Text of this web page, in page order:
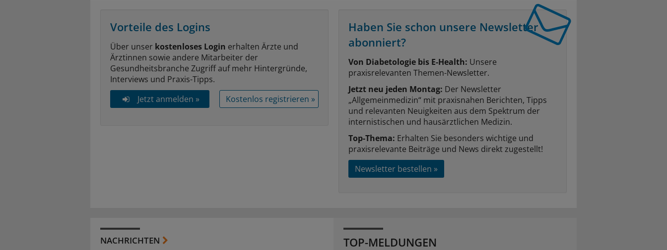
Vorteile des Logins
Über unser kostenloses Login erhalten Ärzte und
Ärztinnen sowie andere Mitarbeiter der
Gesundheitsbranche Zugriff auf mehr Hintergründe,
Interviews und Praxis-Tipps.
Jetzt anmelden »
Kostenlos registrieren »
Haben Sie schon unsere Newsletter
abonniert?
Von Diabetologie bis E-Health: Unsere
praxisrelevanten Themen-Newsletter.
Jetzt neu jeden Montag: Der Newsletter
„Allgemeinmedizin“ mit praxisnahen Berichten, Tipps
und relevanten Neuigkeiten aus dem Spektrum der
internistischen und hausärztlichen Medizin.
Top-Thema: Erhalten Sie besonders wichtige und
praxisrelevante Beiträge und News direkt zugestellt!
Newsletter bestellen »
NACHRICHTEN TOP-MELDUNGEN